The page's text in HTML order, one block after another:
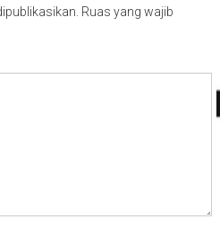
Ruas yang wajib